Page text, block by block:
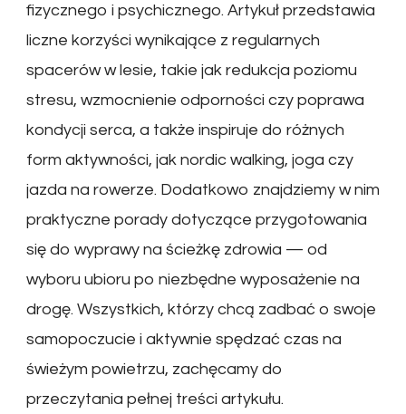
fizycznego i psychicznego. Artykuł przedstawia
liczne korzyści wynikające z regularnych
spacerów w lesie, takie jak redukcja poziomu
stresu, wzmocnienie odporności czy poprawa
kondycji serca, a także inspiruje do różnych
form aktywności, jak nordic walking, joga czy
jazda na rowerze. Dodatkowo znajdziemy w nim
praktyczne porady dotyczące przygotowania
się do wyprawy na ścieżkę zdrowia — od
wyboru ubioru po niezbędne wyposażenie na
drogę. Wszystkich, którzy chcą zadbać o swoje
samopoczucie i aktywnie spędzać czas na
świeżym powietrzu, zachęcamy do
przeczytania pełnej treści artykułu.